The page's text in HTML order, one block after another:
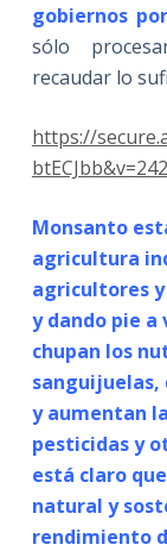
gobiernos
sólo
recaudar lo
https://
Monsanto
agricultura
agricultores
y dando pie
chupan los
sanguijuelas,
y aumentan
pesticidas y
está claro
natural y
rendimiento